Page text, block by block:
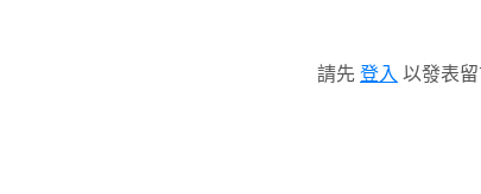
請先 登入 以發表留